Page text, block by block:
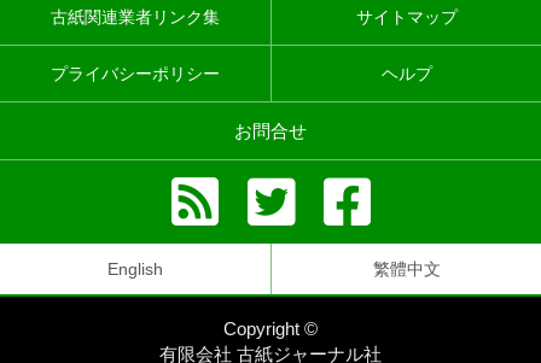
古紙関連業者リンク集 サイトマップ
プライバシーポリシー ヘルプ
お問合せ
English 繁體中文
Copyright ©
有限会社 古紙ジャーナル社